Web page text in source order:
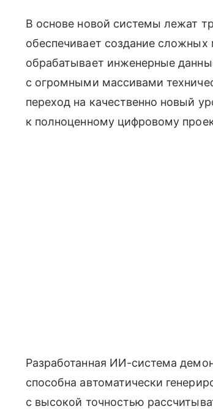
В основе новой системы лежат
обеспечивает создание
обрабатывает инженерные
с огромными массивами
переход на качественно новый
к полноценному цифровому
Разработанная ИИ-система
способна автоматически
с высокой точностью